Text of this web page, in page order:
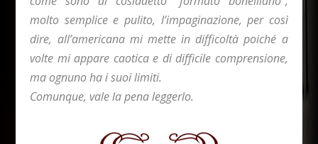
molto semplice e pulito, l’impaginazione, per così
dire, all’americana mi mette in difficoltà poiché a
volte mi appare caotica e di difficile comprensione,
ma ognuno ha i suoi limiti.
Comunque, vale la pena leggerlo.